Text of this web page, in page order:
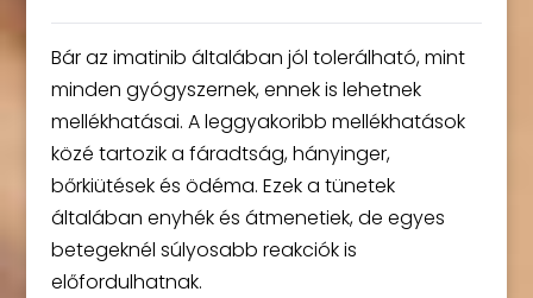
Bár az imatinib általában jól tolerálható, mint
minden gyógyszernek, ennek is lehetnek
mellékhatásai. A leggyakoribb mellékhatások
közé tartozik a fáradtság, hányinger,
bőrkiütések és ödéma. Ezek a tünetek
általában enyhék és átmenetiek, de egyes
betegeknél súlyosabb reakciók is
előfordulhatnak.